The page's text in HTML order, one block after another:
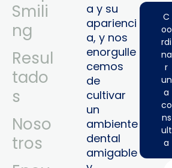
Smili
ng
Resul
tado
s
Noso
tros
a y su
aparienci
a, y nos
enorgulle
cemos
de
cultivar
un
ambiente
dental
amigable
C
oo
rdi
na
r
un
a
co
ns
ult
a